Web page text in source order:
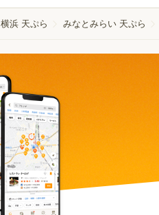
横浜 天ぷら みなとみらい 天ぷら